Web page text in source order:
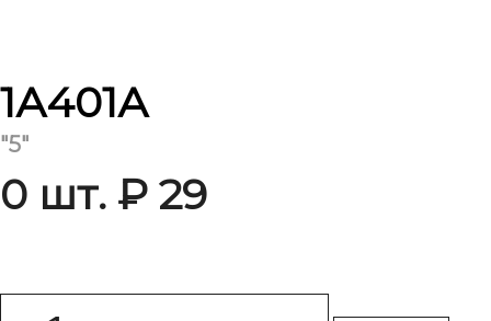
1А401А
"5"
0 шт. ₽ 29